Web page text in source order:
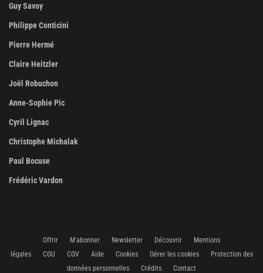
Guy Savoy
Philippe Conticini
Pierre Hermé
Claire Heitzler
Joël Robuchon
Anne-Sophie Pic
Cyril Lignac
Christophe Michalak
Paul Bocuse
Frédéric Vardon
Offrir M'abonner Newsletter Découvrir
Mentions
légales
CGU CGV Aide Cookies Gérer les cookies
Protection des
données personnelles
Crédits Contact